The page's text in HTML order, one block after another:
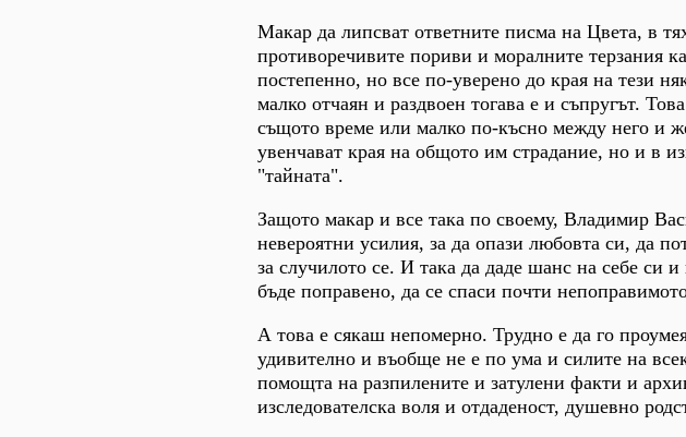
Макар да липсват ответните писма на Цвета, в
противоречивите пориви и моралните терзания
постепенно, но все по-уверено до края на тези
малко отчаян и раздвоен тогава е и съпругът.
същото време или малко по-късно между него и
увенчават края на общото им страдание, но и в
"тайната".
Защото макар и все така по своему, Владимир
невероятни усилия, за да опази любовта си, да
за случилото се. И така да даде шанс на себе си
бъде поправено, да се спаси почти
А това е сякаш непомерно. Трудно е да го
удивително и въобще не е по ума и силите на
помощта на разпилените и затулени факти и
изследователска воля и отдаденост, душевно